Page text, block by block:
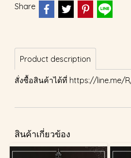
Share
Product description
สั่งซื้อสินค้าได้ที่ https://line.me/
สินค้าเกี่ยวข้อง